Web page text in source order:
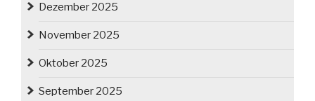
Dezember 2025
November 2025
Oktober 2025
September 2025